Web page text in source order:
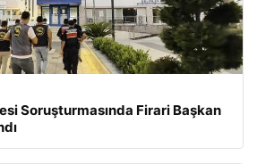
Soruşturmasında Firari Başkan